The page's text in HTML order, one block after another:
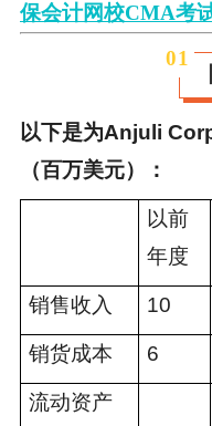
保会计网校CMA考
01
以下是为Anjuli
（百万美元）：
以前
年度
销售收入 10
销货成本 6
流动资产